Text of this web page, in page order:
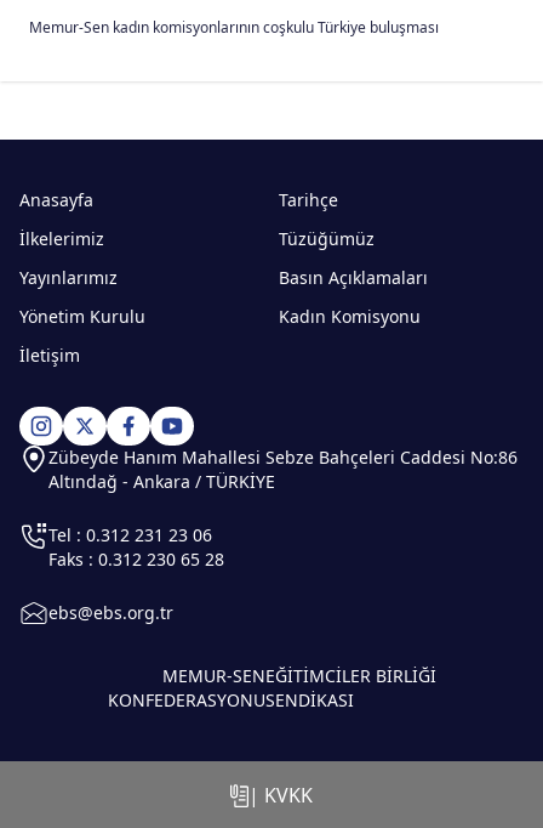
Memur-Sen kadın komisyonlarının coşkulu Türkiye buluşması
Anasayfa
Tarihçe
İlkelerimiz
Tüzüğümüz
Yayınlarımız
Basın Açıklamaları
Yönetim Kurulu
Kadın Komisyonu
İletişim
MEMUR-SEN
KONFEDERASYONU
EĞİTİMCİLER BİRLİĞİ
SENDİKASI
Zübeyde Hanım Mahallesi Sebze Bahçeleri Caddesi No:86
Altındağ - Ankara / TÜRKİYE
Tel : 0.312 231 23 06
Faks : 0.312 230 65 28
ebs@ebs.org.tr
| KVKK